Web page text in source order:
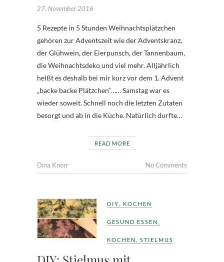
27. November 2016
5 Rezepte in 5 Stunden Weihnachtsplätzchen
gehören zur Adventszeit wie der Adventskranz,
der Glühwein, der Eierpunsch, der Tannenbaum,
die Weihnachtsdeko und viel mehr. Alljährlich
heißt es deshalb bei mir kurz vor dem 1. Advent
„backe backe Plätzchen“…… Samstag war es
wieder soweit. Schnell noch die letzten Zutaten
besorgt und ab in die Küche. Natürlich durfte…
READ MORE
Dina Knorr No Comments
DIY KOCHEN
GESUND ESSEN
KOCHEN STIELMUS